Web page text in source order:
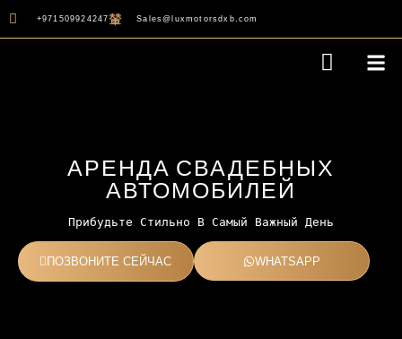
+971509924247 Sales@luxmotorsdxb.com
АРЕНДА СВАДЕБНЫХ
АВТОМОБИЛЕЙ
Прибудьте Стильно В Самый Важный День
ПОЗВОНИТЕ СЕЙЧАС WHATSAPP